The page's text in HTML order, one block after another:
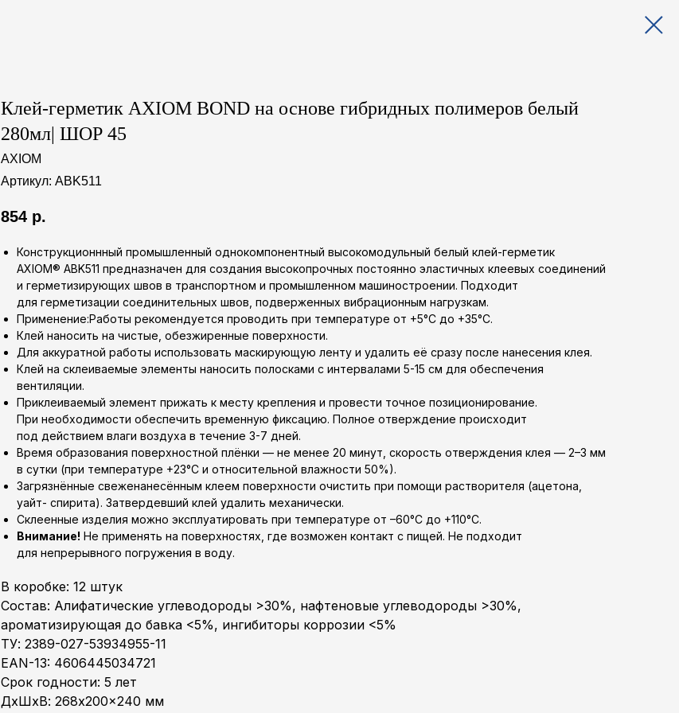
Клей-герметик AXIOM BOND на основе гибридных полимеров белый
280мл| ШОР 45
AXIOM
Артикул: ABK511
854 р.
Конструкционнный промышленный однокомпонентный высокомодульный белый клей-герметик
AXIOM® ABK511 предназначен для создания высокопрочных постоянно эластичных клеевых соединений
и герметизирующих швов в транспортном и промышленном машиностроении. Подходит
для герметизации соединительных швов, подверженных вибрационным нагрузкам.
Применение:Работы рекомендуется проводить при температуре от +5°C до +35°C.
Клей наносить на чистые, обезжиренные поверхности.
Для аккуратной работы использовать маскирующую ленту и удалить её сразу после нанесения клея.
Клей на склеиваемые элементы наносить полосками с интервалами 5-15 см для обеспечения
вентиляции.
Приклеиваемый элемент прижать к месту крепления и провести точное позиционирование.
При необходимости обеспечить временную фиксацию. Полное отверждение происходит
под действием влаги воздуха в течение 3-7 дней.
Время образования поверхностной плёнки — не менее 20 минут, скорость отверждения клея — 2–3 мм
в сутки (при температуре +23°C и относительной влажности 50%).
Загрязнённые свеженанесённым клеем поверхности очистить при помощи растворителя (ацетона,
уайт- спирита). Затвердевший клей удалить механически.
Склеенные изделия можно эксплуатировать при температуре от –60°C до +110°C.
Внимание! Не применять на поверхностях, где возможен контакт с пищей. Не подходит
для непрерывного погружения в воду.
В коробке: 12 штук
Состав: Алифатические углеводороды >30%, нафтеновые углеводороды >30%,
ароматизирующая до бавка <5%, ингибиторы коррозии <5%
ТУ: 2389-027-53934955-11
EAN-13: 4606445034721
Срок годности: 5 лет
ДxШxВ: 268x200x240 мм